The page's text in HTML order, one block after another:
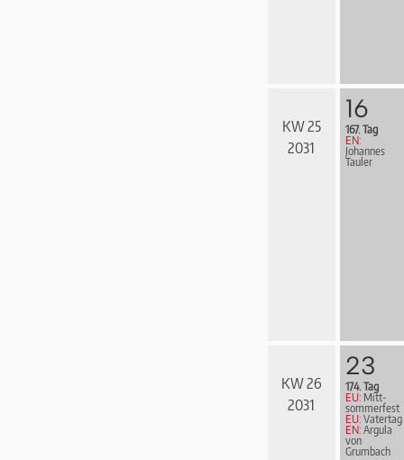
KW 25
2031
16
167. Tag
EN:
Johannes
Tauler
KW 26
2031
23
174. Tag
EU: Mitt­
som­mer­fest
EU: Vatertag
EN: Argula
von
Grumbach